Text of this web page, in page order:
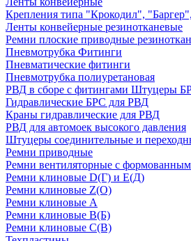
Крепления типа "Крокодил",
Ленты конвейерные резинотканевые
Ремни плоские приводные
Пневмотрубка Фитинги
Пневматические фитинги
Пневмотрубка полиуретановая
РВД в сборе с фитингами Штуцеры
Гидравлические БРС для РВД
Краны гидравлические для РВД
РВД для автомоек высокого давления
Штуцеры соединительные и
Ремни приводные
Ремни вентиляторные с
Ремни клиновые D(Г) и Е(Д)
Ремни клиновые Z(О)
Ремни клиновые А
Ремни клиновые В(Б)
Ремни клиновые С(В)